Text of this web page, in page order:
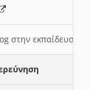
στην εκπαίδευση